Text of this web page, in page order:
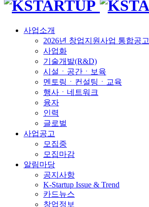
사업소개
2026년 창업지원사업 통합공고
사업화
기술개발(R&D)
시설ㆍ공간ㆍ보육
멘토링ㆍ컨설팅ㆍ교육
행사ㆍ네트워크
융자
인력
글로벌
사업공고
모집중
모집마감
알림마당
공지사항
K-Startup Issue & Trend
카드뉴스
창업정보